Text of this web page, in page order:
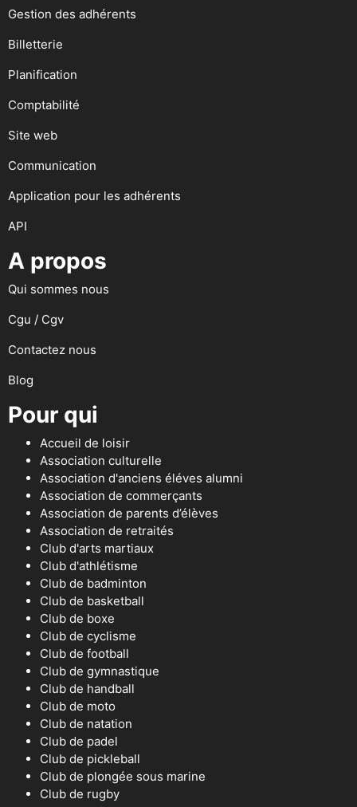
Gestion des adhérents
Billetterie
Planification
Comptabilité
Site web
Communication
Application pour les adhérents
API
A propos
Qui sommes nous
Cgu / Cgv
Contactez nous
Blog
Pour qui
Accueil de loisir
Association culturelle
Association d'anciens éléves alumni
Association de commerçants
Association de parents d’élèves
Association de retraités
Club d'arts martiaux
Club d'athlétisme
Club de badminton
Club de basketball
Club de boxe
Club de cyclisme
Club de football
Club de gymnastique
Club de handball
Club de moto
Club de natation
Club de padel
Club de pickleball
Club de plongée sous marine
Club de rugby